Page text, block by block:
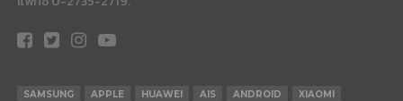
SAMSUNG APPLE HUAWEI AIS ANDROID
XIAOMI